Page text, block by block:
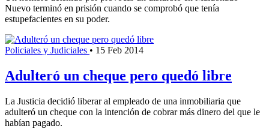
Nuevo terminó en prisión cuando se comprobó que tenía
estupefacientes en su poder.
Policiales y Judiciales • 15 Feb 2014
Adulteró un cheque pero quedó libre
La Justicia decidió liberar al empleado de una inmobiliaria que
adulteró un cheque con la intención de cobrar más dinero del que le
habían pagado.